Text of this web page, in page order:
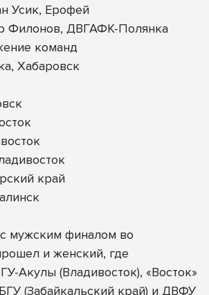
Усик, Ерофей
Филонов, ДВГАФК-Полянка
команд
Хабаровск
край
мужским финалом во
и женский, где
Акулы (Владивосток), «Восток»
(Забайкальский край) и ДВФУ